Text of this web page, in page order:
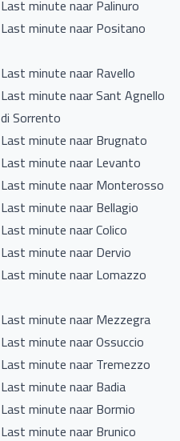
Last minute naar Palinuro
Last minute naar Positano
Last minute naar Ravello
Last minute naar Sant Agnello
di Sorrento
Last minute naar Brugnato
Last minute naar Levanto
Last minute naar Monterosso
Last minute naar Bellagio
Last minute naar Colico
Last minute naar Dervio
Last minute naar Lomazzo
Last minute naar Mezzegra
Last minute naar Ossuccio
Last minute naar Tremezzo
Last minute naar Badia
Last minute naar Bormio
Last minute naar Brunico